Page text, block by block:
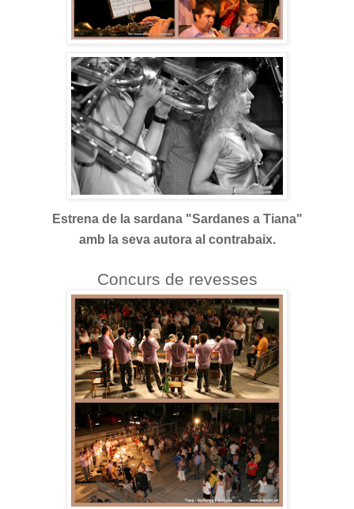
Estrena de la sardana "Sardanes a Tiana"
amb la seva autora al contrabaix.
Concurs de revesses